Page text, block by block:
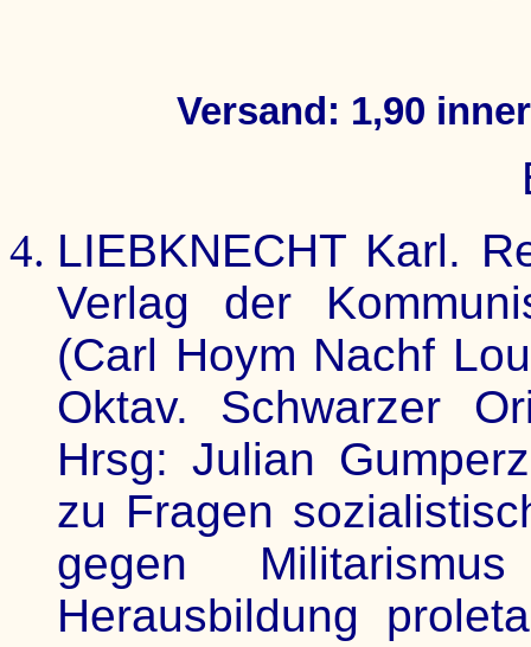
Versand: 1,90
LIEBKNECHT Karl.
Verlag der
(Carl Hoym Nachf
Oktav. Schwarzer
Hrsg: Julian
zu Fragen
gegen
Herausbildung